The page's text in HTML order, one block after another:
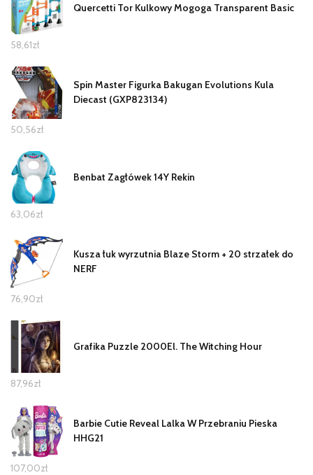
Quercetti Tor Kulkowy Mogoga Transparent Basic
58,61zł
Spin Master Figurka Bakugan Evolutions Kula
Diecast (GXP823134)
50,56zł
Benbat Zagłówek 14Y Rekin
63,06zł
Kusza łuk wyrzutnia Blaze Storm + 20 strzałek do
NERF
76,90zł
Grafika Puzzle 2000El. The Witching Hour
87,96zł
Barbie Cutie Reveal Lalka W Przebraniu Pieska
HHG21
107,00zł